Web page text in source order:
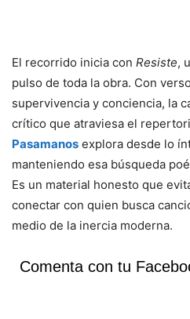
El recorrido inicia con Resiste,
pulso de toda la obra. Con
supervivencia y conciencia, la
crítico que atraviesa el
Pasamanos explora desde lo
manteniendo esa búsqueda
Es un material honesto que
conectar con quien busca
medio de la inercia moderna.
Comenta con tu